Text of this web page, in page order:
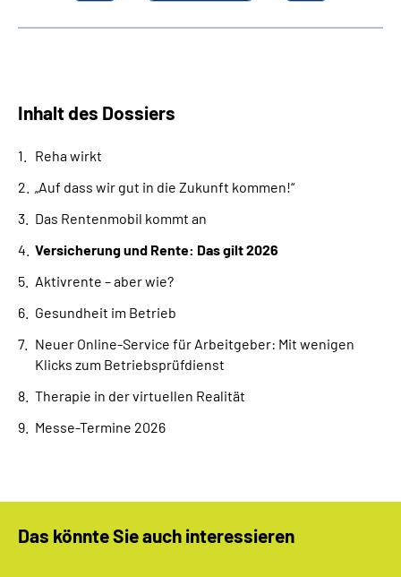
Inhalt des Dossiers
Reha wirkt
„Auf dass wir gut in die Zukunft kommen!“
Das Rentenmobil kommt an
Versicherung und Rente: Das gilt 2026
Aktivrente – aber wie?
Gesundheit im Betrieb
Neuer Online-Service für Arbeitgeber: Mit wenigen
Klicks zum Betriebsprüfdienst
Therapie in der virtuellen Realität
Messe-Termine 2026
Das könnte Sie auch interessieren